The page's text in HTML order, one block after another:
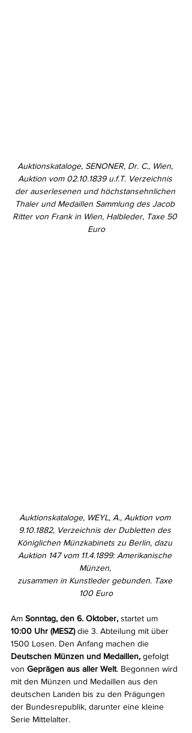
Auktionskataloge, SENONER, Dr. C., Wien,
Auktion vom 02.10.1839 u.f.T. Verzeichnis
der auserlesenen und höchstansehnlichen
Thaler und Medaillen Sammlung des Jacob
Ritter von Frank in Wien, Halbleder, Taxe 50
Euro
Auktionskataloge, WEYL, A., Auktion vom
9.10.1882, Verzeichnis der Dubletten des
Königlichen Münzkabinets zu Berlin, dazu
Auktion 147 vom 11.4.1899: Amerikanische
Münzen,
zusammen in Kunstleder gebunden. Taxe
100 Euro
Am Sonntag, den 6. Oktober, startet um
10:00 Uhr (MESZ) die 3. Abteilung mit über
1500 Losen. Den Anfang machen die
Deutschen Münzen und Medaillen, gefolgt
von Geprägen aus aller Welt. Begonnen wird
mit den Münzen und Medaillen aus den
deutschen Landen bis zu den Prägungen
der Bundesrepublik, darunter eine kleine
Serie Mittelalter.